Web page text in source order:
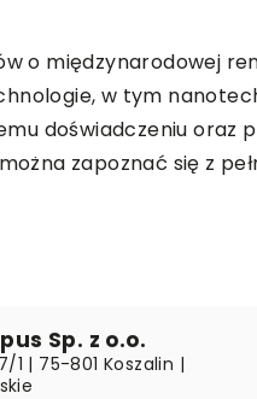
o międzynarodowej
w tym
doświadczeniu oraz
można zapoznać się z
Sp. z o.o.
1 | 75-801 Koszalin |